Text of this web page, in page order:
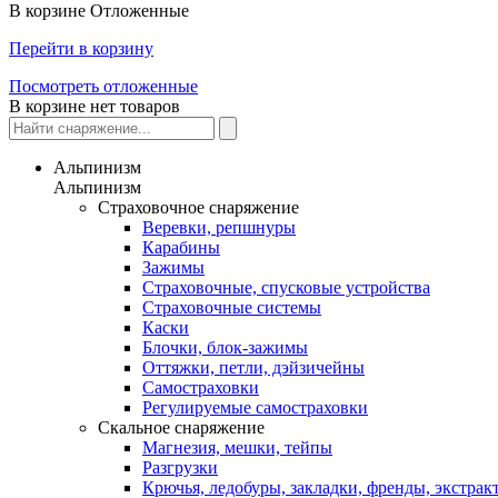
В корзине Отложенные
Перейти в корзину
Посмотреть отложенные
В корзине нет товаров
Альпинизм
Альпинизм
Страховочное снаряжение
Веревки, репшнуры
Карабины
Зажимы
Страховочные, спусковые устройства
Страховочные системы
Каски
Блочки, блок-зажимы
Оттяжки, петли, дэйзичейны
Самостраховки
Регулируемые самостраховки
Скальное снаряжение
Магнезия, мешки, тейпы
Разгрузки
Крючья, ледобуры, закладки, френды,